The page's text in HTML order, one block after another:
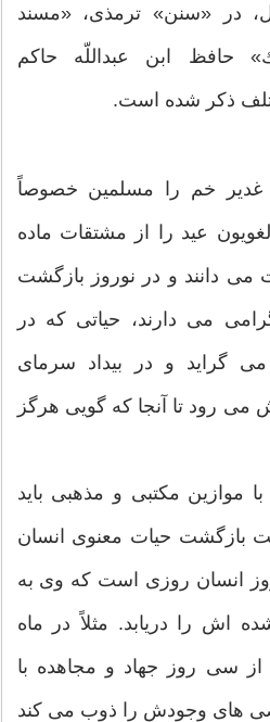
در «سنن» ترمذی، «مسند
حافظ ابن عبداللّه حاكم
ذکر شده است.
غدیر خم را مسلمین خصوصاً
عید را از مشتقات ماده
می دانند و در نوروز بازگشت
می دارند، حیاتی كه در
گراید و در بیداد سرمای
می رود تا آنجا كه گویی هرگز
موازین مكتبی و مذهبی باید
بازگشت حیات معنوی انسان
انسان روزی است كه وی به
اش را دریابد. مثلاً در ماه
سی روز جهاد و مجاهده با
های وجودش را ذوب می كند